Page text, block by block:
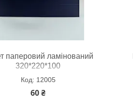
паперовий ламінований
320*220*100
12005
60 ₴